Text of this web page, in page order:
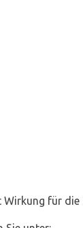
Wirkung für